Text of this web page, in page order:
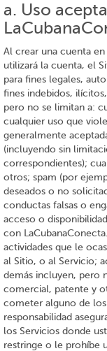
a. Uso
Al crear una cuenta
utilizará la cuenta, el
para fines legales,
fines indebidos,
pero no se limitan a:
cualquier uso que
generalmente
(incluyendo sin
correspondientes);
otros; spam (por
deseados o no
conductas falsas o
acceso o
con
actividades que le
al Sitio, o al Servicio;
demás incluyen, pero
comercial, patente y
cometer alguno de los
responsabilidad
los Servicios donde
restringe o le prohíbe